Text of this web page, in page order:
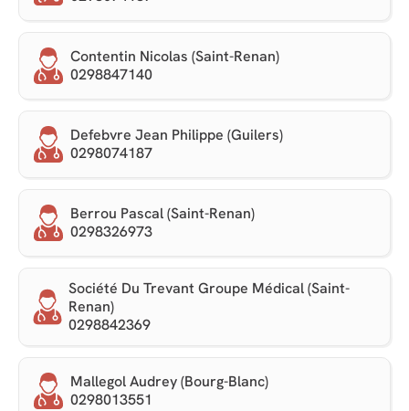
Contentin Nicolas (Saint-Renan)
0298847140
Defebvre Jean Philippe (Guilers)
0298074187
Berrou Pascal (Saint-Renan)
0298326973
Société Du Trevant Groupe Médical (Saint-
Renan)
0298842369
Mallegol Audrey (Bourg-Blanc)
0298013551